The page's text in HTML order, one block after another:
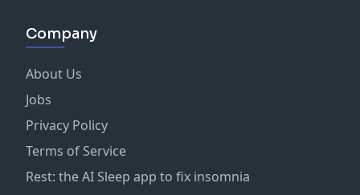
Company
About Us
Jobs
Privacy Policy
Terms of Service
Rest: the AI Sleep app to fix insomnia